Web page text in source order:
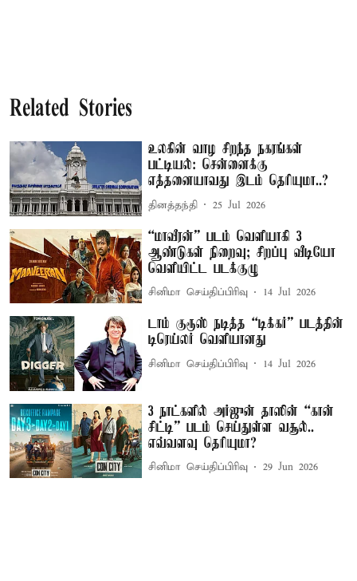
Related Stories
உலகின் வாழ சிறந்த நகரங்கள்
பட்டியல்: சென்னைக்கு
எத்தனையாவது இடம் தெரியுமா..?
தினத்தந்தி 25 Jul 2026
“மாவீரன்” படம் வெளியாகி 3
ஆண்டுகள் நிறைவு; சிறப்பு வீடியோ
வெளியிட்ட படக்குழு
சினிமா செய்திப்பிரிவு 14 Jul 2026
டாம் குரூஸ் நடித்த “டிக்கர்” படத்தின்
டிரெய்லர் வெளியானது
சினிமா செய்திப்பிரிவு 14 Jul 2026
3 நாட்களில் அர்ஜுன் தாஸின் “கான்
சிட்டி” படம் செய்துள்ள வசூல்..
எவ்வளவு தெரியுமா?
சினிமா செய்திப்பிரிவு 29 Jun 2026